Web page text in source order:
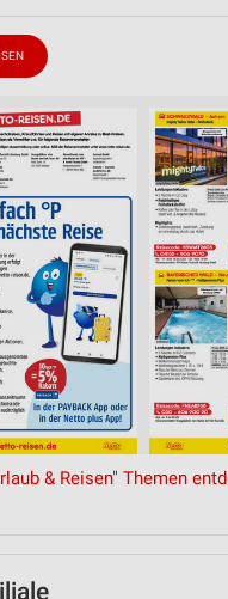
& Reisen" Themen